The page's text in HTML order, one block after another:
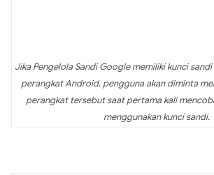
Jika Pengelola Sandi Google memiliki kunci
perangkat Android, pengguna akan diminta
perangkat tersebut saat pertama kali
menggunakan kunci sandi.